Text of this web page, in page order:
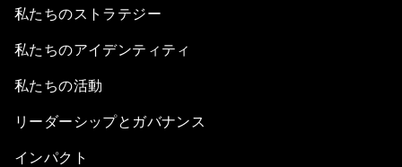
私たちのストラテジー
私たちのアイデンティティ
私たちの活動
リーダーシップとガバナンス
インパクト